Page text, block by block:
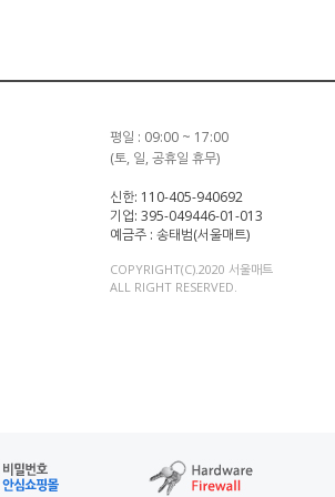
평일 : 09:00 ~ 17:00
(토, 일, 공휴일 휴무)
신한: 110-405-940692
기업: 395-049446-01-013
예금주 : 송태범(서울매트)
COPYRIGHT(C).2020 서울매트
ALL RIGHT RESERVED.